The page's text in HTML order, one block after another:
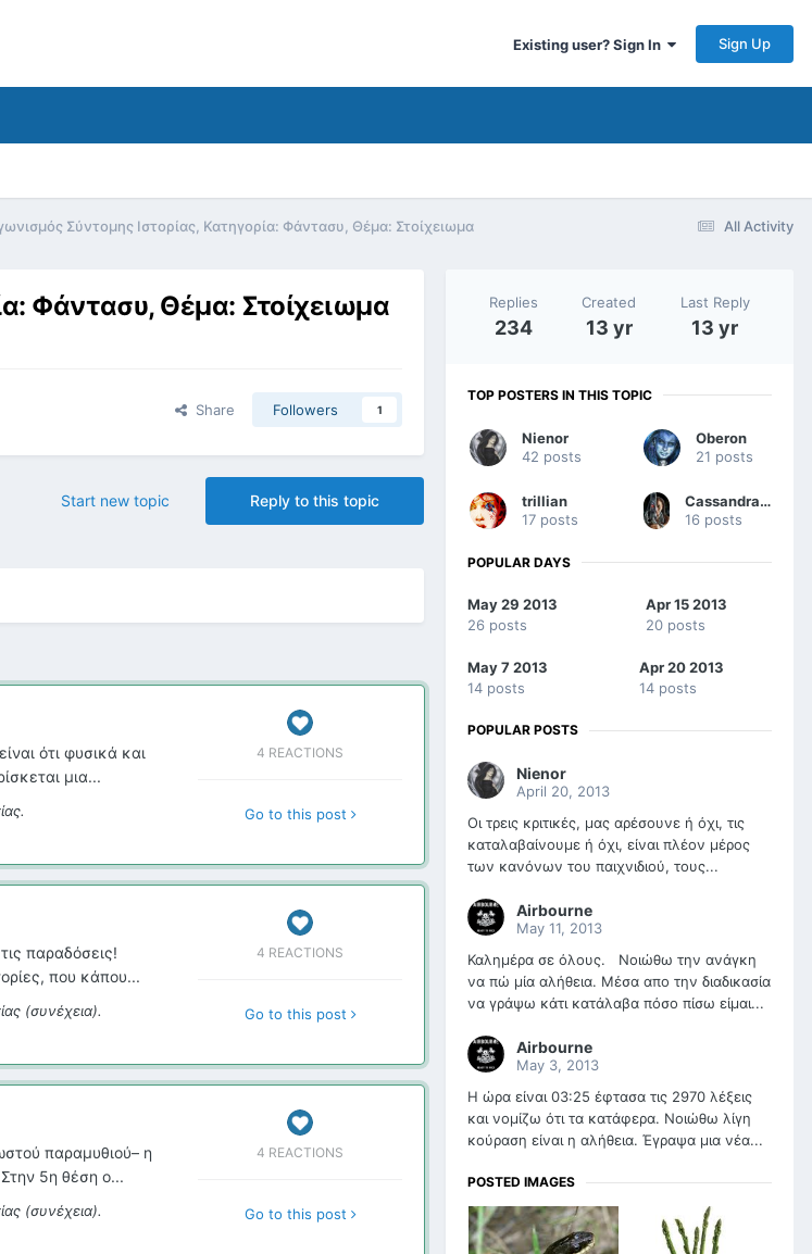
Existing user? Sign In Sign Up
All Activity
Σύντομης Ιστορίας, Κατηγορία: Φάντασυ, Θέμα: Στοίχειωμα
Φάντασυ, Θέμα: Στοίχειωμα
Share Followers 1
Reply to this topic
Start new topic
ότι φυσικά και
μια...
4 REACTIONS
Go to this post
τις παραδόσεις!
που κάπου...
(συνέχεια).
4 REACTIONS
Go to this post
παραμυθιού– η
5η θέση ο...
(συνέχεια).
4 REACTIONS
Go to this post
Replies
234
Created
13 yr
Last Reply
13 yr
TOP POSTERS IN THIS TOPIC
Nienor
42 posts
Oberon
21 posts
trillian
17 posts
Cassandra Gotha
16 posts
POPULAR DAYS
May 29 2013
26 posts
Apr 15 2013
20 posts
May 7 2013
14 posts
Apr 20 2013
14 posts
POPULAR POSTS
Nienor
April 20, 2013
Οι τρεις κριτικές, μας αρέσουνε ή όχι, τις
καταλαβαίνουμε ή όχι, είναι πλέον μέρος
των κανόνων του παιχνιδιού, τους...
Airbourne
May 11, 2013
Καλημέρα σε όλους. Νοιώθω την ανάγκη
να πώ μία αλήθεια. Μέσα απο την διαδικασία
να γράψω κάτι κατάλαβα πόσο πίσω είμαι...
Airbourne
May 3, 2013
Η ώρα είναι 03:25 έφτασα τις 2970 λέξεις
και νομίζω ότι τα κατάφερα. Νοιώθω λίγη
κούραση είναι η αλήθεια. Έγραψα μια νέα...
POSTED IMAGES